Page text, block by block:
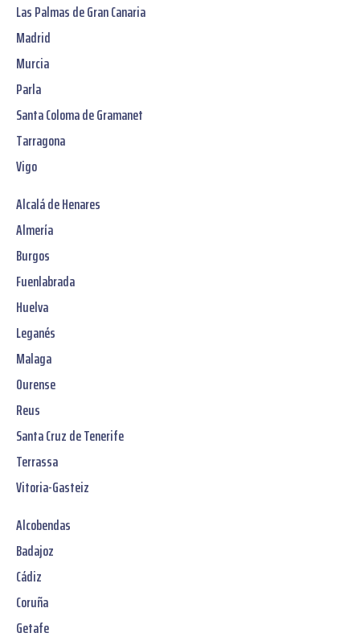
Las Palmas de Gran Canaria
Madrid
Murcia
Parla
Santa Coloma de Gramanet
Tarragona
Vigo
Alcalá de Henares
Almería
Burgos
Fuenlabrada
Huelva
Leganés
Malaga
Ourense
Reus
Santa Cruz de Tenerife
Terrassa
Vitoria-Gasteiz
Alcobendas
Badajoz
Cádiz
Coruña
Getafe